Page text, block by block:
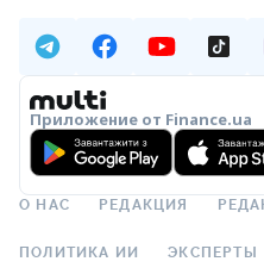
Приложение от Finance.ua
О НАС РЕДАКЦИЯ
ПОЛИТИКА ИИ ЭКСПЕРТЫ